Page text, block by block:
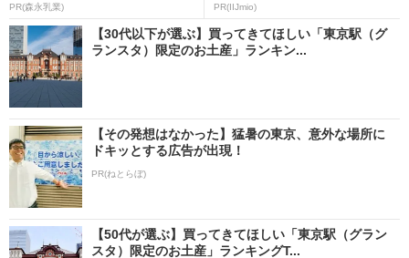
PR(森永乳業) PR(IIJmio)
【30代以下が選ぶ】買ってきてほしい「東京駅（グ
ランスタ）限定のお土産」ランキン...
【その発想はなかった】猛暑の東京、意外な場所に
ドキッとする広告が出現！
PR(ねとらぼ)
【50代が選ぶ】買ってきてほしい「東京駅（グラン
スタ）限定のお土産」ランキングT...